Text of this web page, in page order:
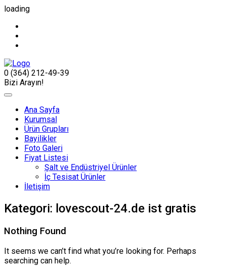
loading
0 (364) 212-49-39
Bizi Arayın!
Ana Sayfa
Kurumsal
Ürün Grupları
Bayilikler
Foto Galeri
Fiyat Listesi
Şalt ve Endüstriyel Ürünler
İç Tesisat Ürünler
İletişim
Kategori: lovescout-24.de ist gratis
Nothing Found
It seems we can’t find what you’re looking for. Perhaps
searching can help.